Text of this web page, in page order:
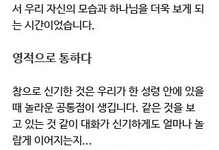
서 우리 자신의 모습과 하나님을 더욱 보게 되
는 시간이었습니다.
영적으로 통하다
참으로 신기한 것은 우리가 한 성령 안에 있을
때 놀라운 공통점이 생깁니다. 같은 것을 보
고 있는 것 같이 대화가 신기하게도 얼마나 놀
랍게 이어지는지...